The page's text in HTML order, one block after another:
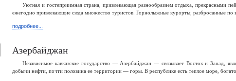
Уютная и гостеприимная страна, привлекающая разнообразием отдыха, прекрасными
ежегодно привлекающие сюда множество туристов. Горнолыжные курорты, разбросанные по
подробнее...
Азербайджан
Независимое кавказское государство — Азербайджан — связывает Восток и Запад,
добычи нефти, почти половина ее территории — горы. В республике есть теплое море,